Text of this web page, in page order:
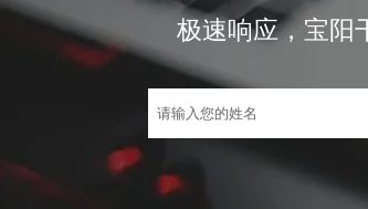
极速响应，宝阳